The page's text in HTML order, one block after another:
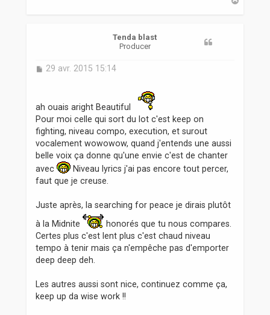
Tenda blast
Producer
M
a
g
e
29 avr. 2015 15:14
ah ouais aright Beautiful
Pour moi celle qui sort du lot c'est keep on
fighting, niveau compo, execution, et surout
vocalement wowowow, quand j'entends une aussi
belle voix ça donne qu'une envie c'est de chanter
avec
Niveau lyrics j'ai pas encore tout percer,
faut que je creuse.
Juste après, la searching for peace je dirais plutôt
à la Midnite
honorés que tu nous compares.
Certes plus c'est lent plus c'est chaud niveau
tempo à tenir mais ça n'empêche pas d'emporter
deep deep deh.
Les autres aussi sont nice, continuez comme ça,
keep up da wise work !!